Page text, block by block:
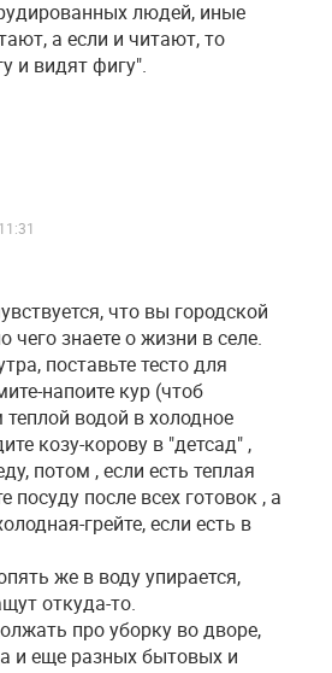
людей, иные
а если и читают, то
и видят фигу".
что вы городской
чего знаете о жизни в селе.
поставьте тесто для
напоите кур (чтоб
теплой водой в холодное
козу-корову в "детсад" ,
потом , если есть теплая
посуду после всех готовок , а
грейте, если есть в
же в воду упирается,
откуда-то.
про уборку во дворе,
и еще разных бытовых и